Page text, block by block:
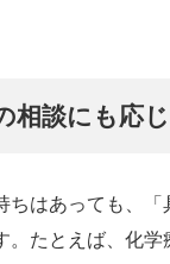
相談にも応
ちはあっても、
。たとえば、化